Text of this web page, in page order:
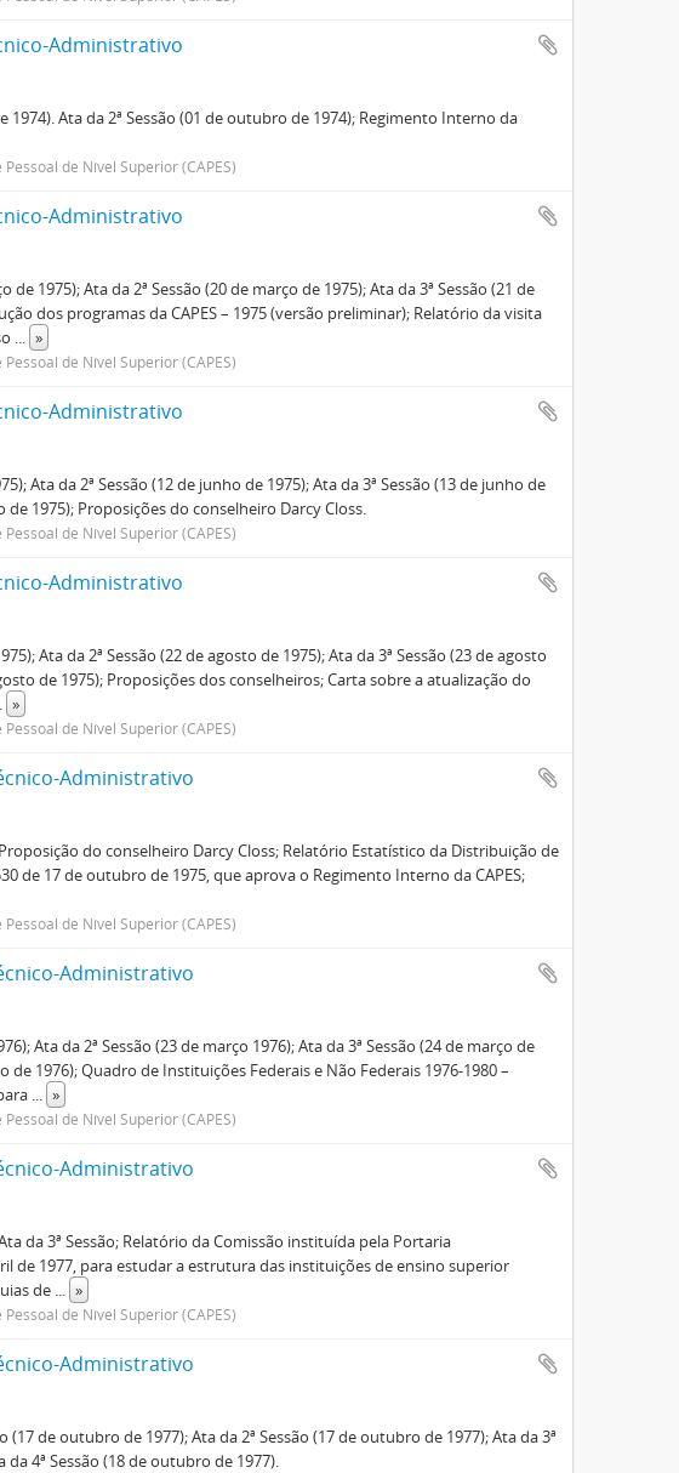
Administrativo
1974). Ata da 2ª Sessão (01 de outubro de 1974); Regimento Interno da
de Nível Superior (CAPES)
Administrativo
de 1975); Ata da 2ª Sessão (20 de março de 1975); Ata da 3ª Sessão (21 de
dos programas da CAPES – 1975 (versão preliminar); Relatório da visita
... »
de Nível Superior (CAPES)
Administrativo
Ata da 2ª Sessão (12 de junho de 1975); Ata da 3ª Sessão (13 de junho de
de 1975); Proposições do conselheiro Darcy Closs.
de Nível Superior (CAPES)
Administrativo
Ata da 2ª Sessão (22 de agosto de 1975); Ata da 3ª Sessão (23 de agosto
de 1975); Proposições dos conselheiros; Carta sobre a atualização do
»
de Nível Superior (CAPES)
Administrativo
Proposição do conselheiro Darcy Closs; Relatório Estatístico da Distribuição de
de 17 de outubro de 1975, que aprova o Regimento Interno da CAPES;
de Nível Superior (CAPES)
Administrativo
Ata da 2ª Sessão (23 de março 1976); Ata da 3ª Sessão (24 de março de
de 1976); Quadro de Instituições Federais e Não Federais 1976-1980 –
... »
de Nível Superior (CAPES)
Administrativo
da 3ª Sessão; Relatório da Comissão instituída pela Portaria
de 1977, para estudar a estrutura das instituições de ensino superior
de ... »
de Nível Superior (CAPES)
Administrativo
(17 de outubro de 1977); Ata da 2ª Sessão (17 de outubro de 1977); Ata da 3ª
4ª Sessão (18 de outubro de 1977).